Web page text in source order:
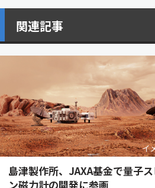
関連記事
島津製作所、JAXA基金で量子
ン磁力計の開発に参画